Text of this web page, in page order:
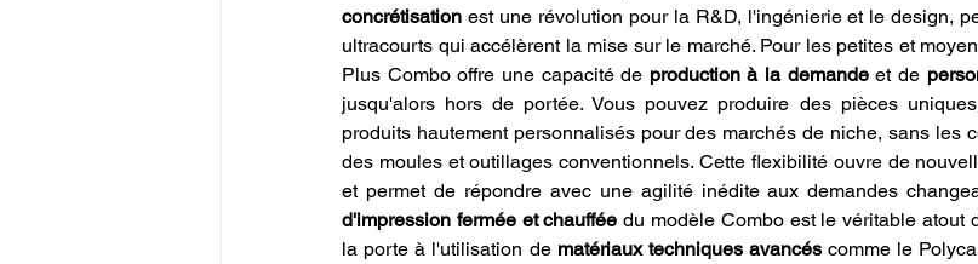
concrétisation est une révolution pour la R&D, l'ingénierie et le design,
ultracourts qui accélèrent la mise sur le marché. Pour les petites et
Plus Combo offre une capacité de production à la demande et de
jusqu'alors hors de portée. Vous pouvez produire des pièces
produits hautement personnalisés pour des marchés de niche, sans les
des moules et outillages conventionnels. Cette flexibilité ouvre de
et permet de répondre avec une agilité inédite aux demandes
d'impression fermée et chauffée du modèle Combo est le véritable atout
la porte à l'utilisation de matériaux techniques avancés comme le